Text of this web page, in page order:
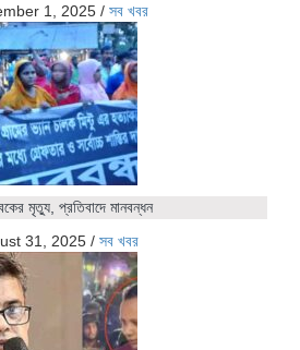
1, 2025 / সব খবর
মৃত্যু, প্রতিবাদে মানবন্ধন
31, 2025 / সব খবর